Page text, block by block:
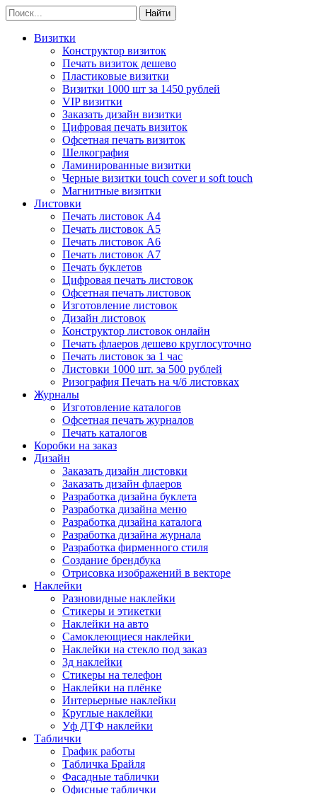
Визитки
Конструктор визиток
Печать визиток дешево
Пластиковые визитки
Визитки 1000 шт за 1450 рублей
VIP визитки
Заказать дизайн визитки
Цифровая печать визиток
Офсетная печать визиток
Шелкография
Ламинированные визитки
Черные визитки touch cover и soft touch
Магнитные визитки
Листовки
Печать листовок А4
Печать листовок А5
Печать листовок А6
Печать листовок А7
Печать буклетов
Цифровая печать листовок
Офсетная печать листовок
Изготовление листовок
Дизайн листовок
Конструктор листовок онлайн
Печать флаеров дешево круглосуточно
Печать листовок за 1 час
Листовки 1000 шт. за 500 рублей
Ризография Печать на ч/б листовках
Журналы
Изготовление каталогов
Офсетная печать журналов
Печать каталогов
Коробки на заказ
Дизайн
Заказать дизайн листовки
Заказать дизайн флаеров
Разработка дизайна буклета
Разработка дизайна меню
Разработка дизайна каталога
Разработка дизайна журнала
Разработка фирменного стиля
Создание брендбука
Отрисовка изображений в векторе
Наклейки
Разновидные наклейки
Стикеры и этикетки
Наклейки на авто
Самоклеющиеся наклейки
Наклейки на стекло под заказ
3д наклейки
Cтикеры на телефон
Наклейки на плёнке
Интерьерные наклейки
Круглые наклейки
Уф ДТФ наклейки
Таблички
График работы
Табличка Брайля
Фасадные таблички
Офисные таблички